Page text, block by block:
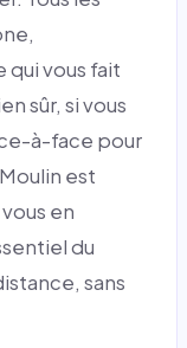
vous fait
sûr, si vous
à-face pour
est
en
du
sans